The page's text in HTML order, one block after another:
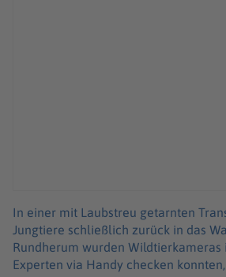
In einer mit Laubstreu getarnten
Jungtiere schließlich zurück in das
Rundherum wurden
Experten via Handy checken